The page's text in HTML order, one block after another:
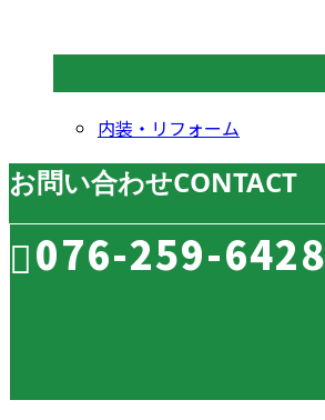
内装・リフォーム
お問い合わせCONTACT
076-259-6428